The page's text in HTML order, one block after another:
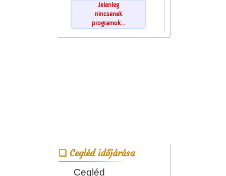
Jelenleg
nincsenek
programok...
Cegléd időjárása